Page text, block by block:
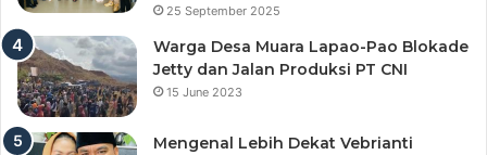
25 September 2025
Warga Desa Muara Lapao-Pao Blokade
Jetty dan Jalan Produksi PT CNI
15 June 2023
Mengenal Lebih Dekat Vebrianti